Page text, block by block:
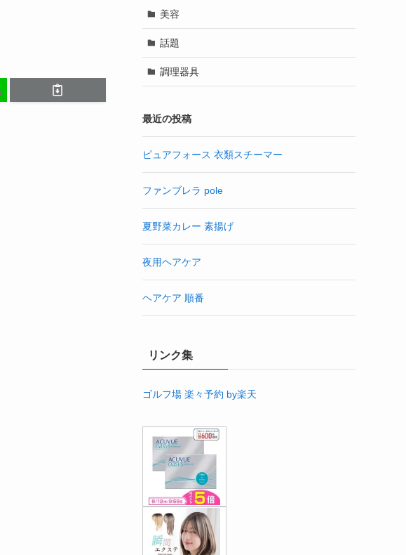
美容
話題
調理器具
最近の投稿
ピュアフォース 衣類スチーマー
ファンブレラ pole
夏野菜カレー 素揚げ
夜用ヘアケア
ヘアケア 順番
リンク集
ゴルフ場 楽々予約 by楽天